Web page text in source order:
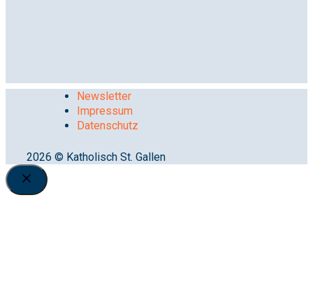
Newsletter
Impressum
Datenschutz
2026 © Katholisch St. Gallen
Close